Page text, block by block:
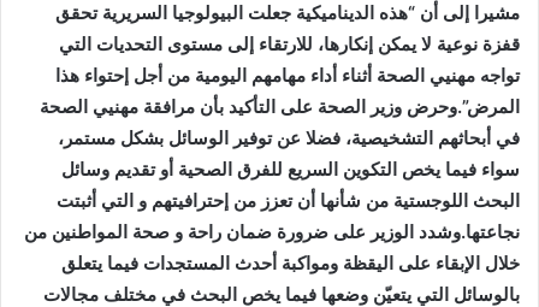
مشيرا إلى أن “هذه الديناميكية جعلت البيولوجيا السريرية تحقق
قفزة نوعية لا يمكن إنكارها، للارتقاء إلى مستوى التحديات التي
تواجه مهنيي الصحة أثناء أداء مهامهم اليومية من أجل إحتواء هذا
المرض”.وحرض وزير الصحة على التأكيد بأن مرافقة مهنيي الصحة
في أبحاثهم التشخيصية، فضلا عن توفير الوسائل بشكل مستمر،
سواء فيما يخص التكوين السريع للفرق الصحية أو تقديم وسائل
البحث اللوجستية من شأنها أن تعزز من إحترافيتهم و التي أثبتت
نجاعتها.وشدد الوزير على ضرورة ضمان راحة و صحة المواطنين من
خلال الإبقاء على اليقظة ومواكبة أحدث المستجدات فيما يتعلق
بالوسائل التي يتعيّن وضعها فيما يخص البحث في مختلف مجالات